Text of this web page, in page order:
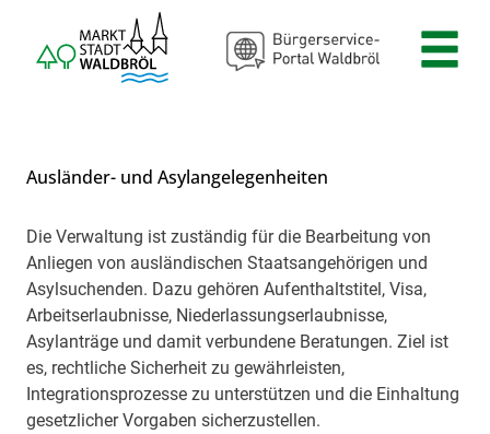
Zum Hauptinhalt springen
Ausländer- und Asylangelegenheiten
Beschreibung
Die Verwaltung ist zuständig für die Bearbeitung von
Anliegen von ausländischen Staatsangehörigen und
Asylsuchenden. Dazu gehören Aufenthaltstitel, Visa,
Arbeitserlaubnisse, Niederlassungserlaubnisse,
Asylanträge und damit verbundene Beratungen. Ziel ist
es, rechtliche Sicherheit zu gewährleisten,
Integrationsprozesse zu unterstützen und die Einhaltung
gesetzlicher Vorgaben sicherzustellen.